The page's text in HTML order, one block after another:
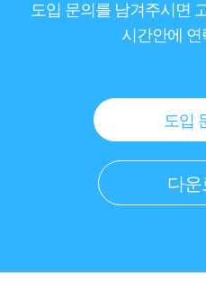
도입 문의를 남겨주시면
시간안에
도입
다운